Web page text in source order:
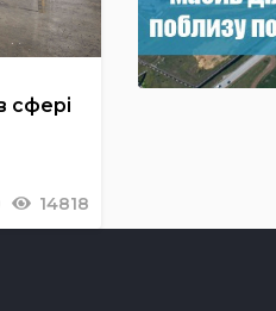
сфері
14818